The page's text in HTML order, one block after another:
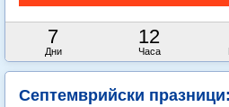
7
Дни
12
Часа
Септемврийски